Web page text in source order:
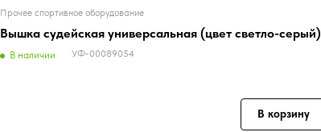
Прочее спортивное оборудование
Вышка судейская универсальная (цвет светло-серый)
В наличии УФ-00089054
В корзину